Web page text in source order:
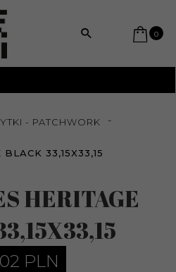
0
- PATCHWORK
33,15X33,15
HERITAGE
02 PLN